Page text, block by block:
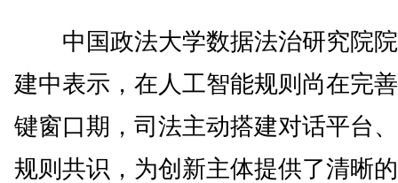
中国政法大学数据法治研究院
建中表示，在人工智能规则尚在完
键窗口期，司法主动搭建对话平台
规则共识，为创新主体提供了清晰